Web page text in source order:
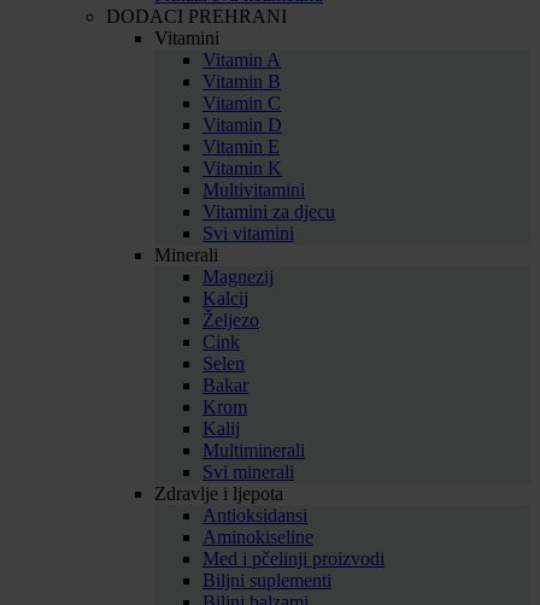
DODACI PREHRANI
Vitamini
Vitamin A
Vitamin B
Vitamin C
Vitamin D
Vitamin E
Vitamin K
Multivitamini
Vitamini za djecu
Svi vitamini
Minerali
Magnezij
Kalcij
Željezo
Cink
Selen
Bakar
Krom
Kalij
Multiminerali
Svi minerali
Zdravlje i ljepota
Antioksidansi
Aminokiseline
Med i pčelinji proizvodi
Biljni suplementi